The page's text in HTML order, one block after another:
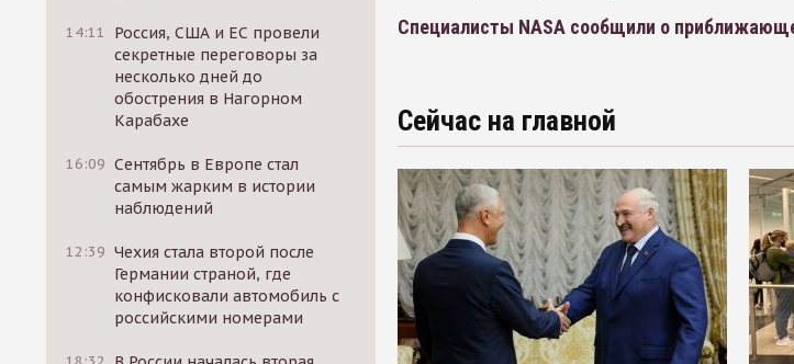
14:11
Россия, США и ЕС провели
секретные переговоры за
несколько дней до
обострения в Нагорном
Карабахе
16:09 Сентябрь в Европе стал
самым жарким в истории
наблюдений
12:39 Чехия стала второй после
Германии страной, где
конфисковали автомобиль с
российскими номерами
Специалисты NASA сообщили о
Сейчас на главной